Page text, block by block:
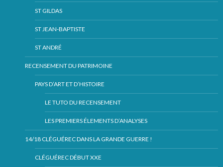
ST GILDAS
ST JEAN-BAPTISTE
ST ANDRÉ
RECENSEMENT DU PATRIMOINE
PAYS D’ART ET D’HISTOIRE
LE TUTO DU RECENSEMENT
LES PREMIERS ÉLEMENTS D’ANALYSES
14/18 CLÉGUÉREC DANS LA GRANDE GUERRE !
CLÉGUÉREC DÉBUT XXE